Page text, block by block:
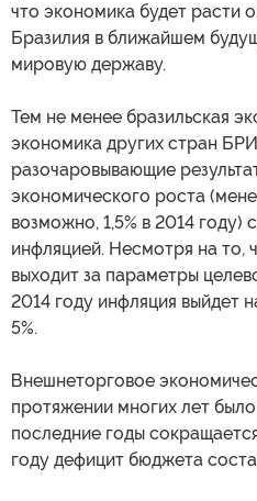
что экономика будет
Бразилия в ближайшем
мировую державу.
Тем не менее бразильская
экономика других стран
разочаровывающие
экономического роста
возможно, 1,5% в 2014
инфляцией. Несмотря на то,
выходит за параметры
2014 году инфляция выйдет
5%.
Внешнеторговое
протяжении многих лет
последние годы
году дефицит бюджета